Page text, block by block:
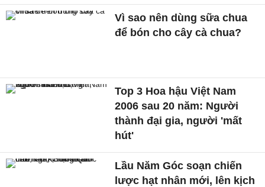
Vì sao nên dùng sữa chua
để bón cho cây cà chua?
Top 3 Hoa hậu Việt Nam
2006 sau 20 năm: Người
thành đại gia, người 'mất
hút'
Lầu Năm Góc soạn chiến
lược hạt nhân mới, lên kịch